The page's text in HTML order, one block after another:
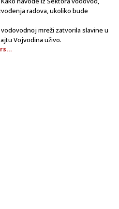
radova, ukoliko bude
mreži zatvorila slavine u
Vojvodina uživo.